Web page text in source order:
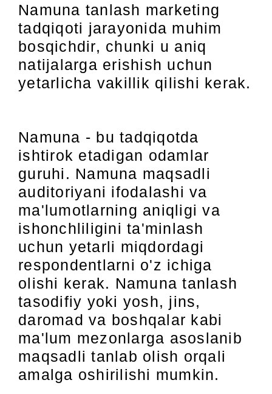
Namuna tanlash marketing
tadqiqoti jarayonida muhim
bosqichdir, chunki u aniq
natijalarga erishish uchun
yetarlicha vakillik qilishi kerak.
Namuna - bu tadqiqotda
ishtirok etadigan odamlar
guruhi. Namuna maqsadli
auditoriyani ifodalashi va
ma'lumotlarning aniqligi va
ishonchliligini ta'minlash
uchun yetarli miqdordagi
respondentlarni o'z ichiga
olishi kerak. Namuna tanlash
tasodifiy yoki yosh, jins,
daromad va boshqalar kabi
ma'lum mezonlarga asoslanib
maqsadli tanlab olish orqali
amalga oshirilishi mumkin.